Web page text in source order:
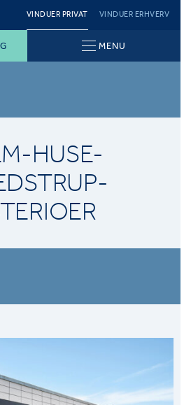
VINDUER PRIVAT VINDUER ERHVERV
MENU
HUSE-